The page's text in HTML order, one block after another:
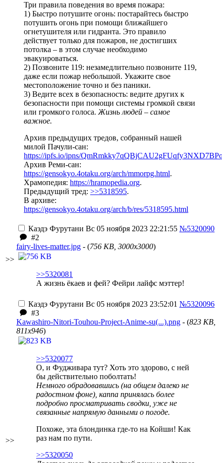
Три правила поведения во время пожара:
1) Быстро потушите огонь: постарайтесь быстро
потушить огонь при помощи ближайшего
огнетушителя или гидранта. Это правило
действует только для пожаров, не достигших
потолка – в этом случае необходимо
эвакуироваться.
2) Позвоните 119: незамедлительно позвоните 119,
даже если пожар небольшой. Укажите свое
местоположение точно и без паники.
3) Ведите всех в безопасность: ведите других к
безопасности при помощи системы громкой связи
или громкого голоса. Жизнь людей – самое
важное.
Архив предыдущих тредов, собранный нашей
милой Пачули-сан:
https://ipfs.io/ipns/
Архив Реми-сан:
https://gensokyo.4otaku.org/arch/mmorpg.html.
Храмопедия: https://hramopedia.org.
Предыдущий тред: >>5318595.
В архиве:
https://gensokyo.4otaku.org/arch/b/res/5318595.html
>>
Каэдэ Фурутани Вс 05 ноября 2023 22:21:55 №5320090
#2
fairy-lives-matter.jpg - (756 KB, 3000x3000)
>>5320081
А жизнь ёкаев и фей? Фейри лайфс мэттер!
>>
Каэдэ Фурутани Вс 05 ноября 2023 23:52:01 №5320096
#3
Kawashiro-Nitori-Touhou-Project-Anime-su(...).png - (823 KB,
811x946)
>>5320077
О, и Фудживара тут? Хоть это здорово, с ней
бы действительно поболтать!
Немного обрадовавшись (на общем далеко не
радостном фоне), каппа принялась более
подробно просматривать сводки, уже не
связанные напрямую данными о погоде.
Похоже, эта блондинка где-то на Койши! Как
раз нам по пути.
>>5320050